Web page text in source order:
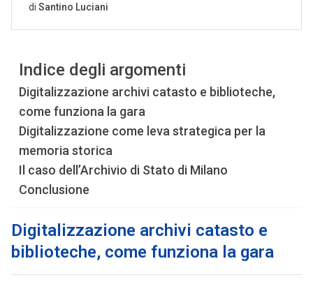
Indice degli argomenti
Digitalizzazione archivi catasto e biblioteche,
come funziona la gara
Digitalizzazione come leva strategica per la
memoria storica
Il caso dell’Archivio di Stato di Milano
Conclusione
Digitalizzazione archivi catasto e
biblioteche, come funziona la gara